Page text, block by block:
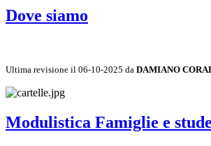
Dove siamo
Ultima revisione il 06-10-2025 da DAMIANO
Modulistica Famiglie e